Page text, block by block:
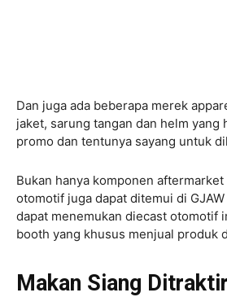
Dan juga ada beberapa merek
jaket, sarung tangan dan helm yang
promo dan tentunya sayang untuk
Bukan hanya komponen
otomotif juga dapat ditemui di
dapat menemukan diecast otomotif
booth yang khusus menjual produk
Makan Siang